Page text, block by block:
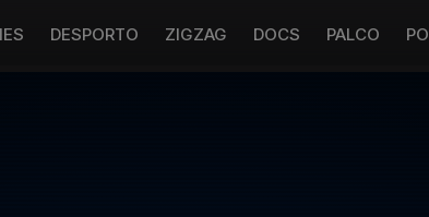
DESPORTO ZIGZAG DOCS PALCO